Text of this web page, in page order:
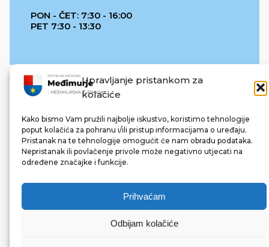
Upravljanje pristankom za
kolačiće
Kako bismo Vam pružili najbolje iskustvo, koristimo tehnologije
poput kolačića za pohranu i/ili pristup informacijama o uređaju.
Pristanak na te tehnologije omogućit će nam obradu podataka.
Nepristanak ili povlačenje privole može negativno utjecati na
određene značajke i funkcije.
Prihvaćam
Odbijam kolačiće
PON - ČET: 7:30 - 16:00
PET 7:30 - 13:30
REPUBLIKA HRVATSKA
© 2022 Međimurska županija. Sva prava pridržana.